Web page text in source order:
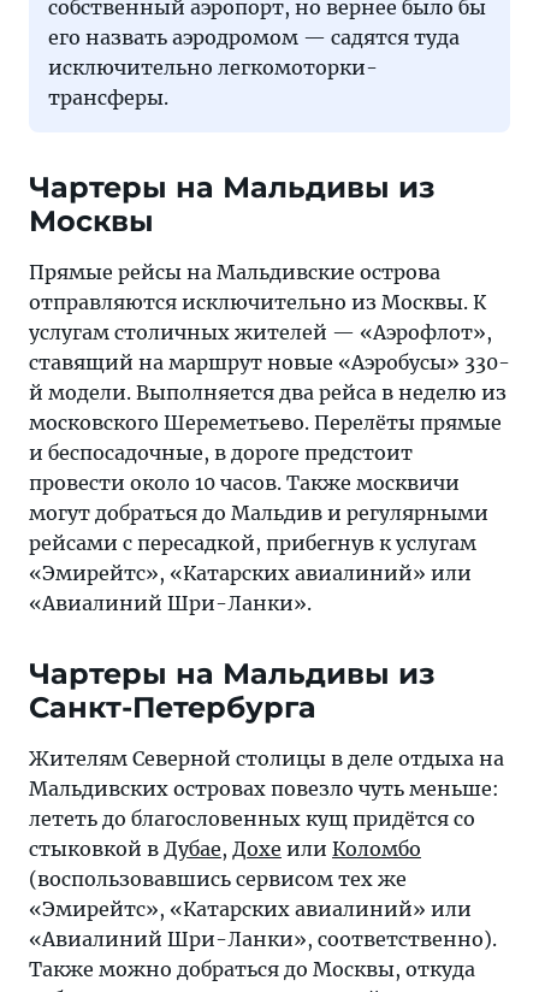
собственный аэропорт, но вернее было бы
его назвать аэродромом — садятся туда
исключительно легкомоторки-
трансферы.
Чартеры на Мальдивы из
Москвы
Прямые рейсы на Мальдивские острова
отправляются исключительно из Москвы. К
услугам столичных жителей — «Аэрофлот»,
ставящий на маршрут новые «Аэробусы» 330-
й модели. Выполняется два рейса в неделю из
московского Шереметьево. Перелёты прямые
и беспосадочные, в дороге предстоит
провести около 10 часов. Также москвичи
могут добраться до Мальдив и регулярными
рейсами с пересадкой, прибегнув к услугам
«Эмирейтс», «Катарских авиалиний» или
«Авиалиний Шри-Ланки».
Чартеры на Мальдивы из
Санкт-Петербурга
Жителям Северной столицы в деле отдыха на
Мальдивских островах повезло чуть меньше:
лететь до благословенных кущ придётся со
стыковкой в Дубае, Дохе или Коломбо
(воспользовавшись сервисом тех же
«Эмирейтс», «Катарских авиалиний» или
«Авиалиний Шри-Ланки», соответственно).
Также можно добраться до Москвы, откуда